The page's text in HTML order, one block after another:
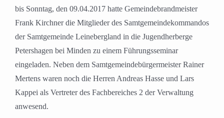
bis Sonntag, den 09.04.2017 hatte Gemeindebrandmeister
Frank Kirchner die Mitglieder des Samtgemeindekommandos
der Samtgemeinde Leinebergland in die Jugendherberge
Petershagen bei Minden zu einem Führungsseminar
eingeladen. Neben dem Samtgemeindebürgermeister Rainer
Mertens waren noch die Herren Andreas Hasse und Lars
Kappei als Vertreter des Fachbereiches 2 der Verwaltung
anwesend.